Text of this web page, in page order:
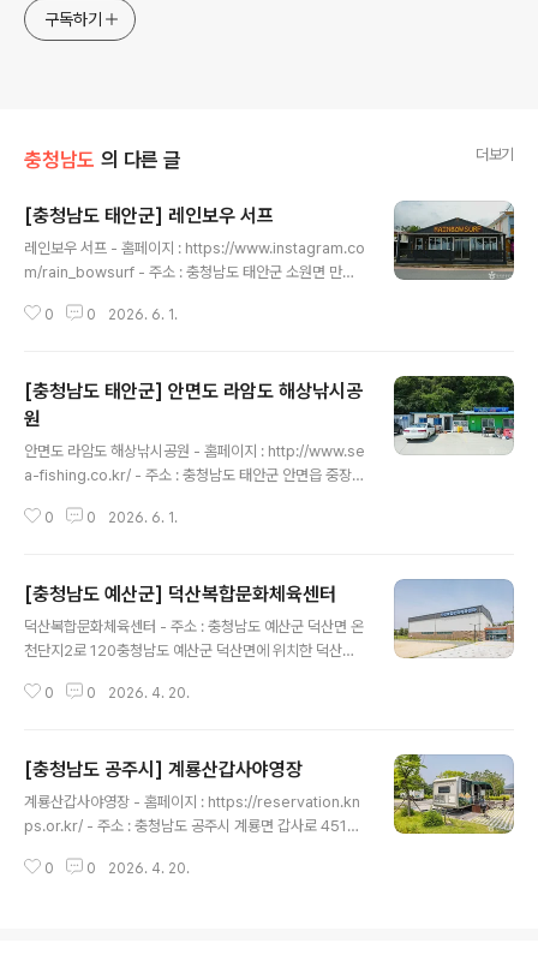
구독하기
충청남도 의 다른 글 더보기
[충청남도 태안군] 레인보우 서프
레인보우 서프 - 홈페이지 : https://www.instagram.co
m/rain_bowsurf - 주소 : 충청남도 태안군 소원면 만리
프는 서퍼가 직접 운영하는 서핑 샵이다. 국제서핑협회 강
받을 수 있다. 많은 사람이 주로 동해의 양양과 고성 쪽의
서핑을 떠올리지만, 서해에도 서핑 명소인 만리포가 있다.
서해안에서 유일하게 서핑이 가능한 해수욕장이라 찾는 서
퍼들이 많다. 레인보우서프는 강습과 장비 렌털을 진행하
고 있으며 편안한 휴식 공간과 트렌디한 카페, 쾌적한 샤워
시설 등을 보유하고 있다. 저녁에는 분위기 좋은 서프 바를
0 0 2026. 6. 1.
[충청남도 태안군] 안면도 라암도 해상낚시공
원
안면도 라암도 해상낚시공원 - 홈페이지 : http://www.se
a-fishing.co.kr/ - 주소 : 충청남도 태안군 안면읍 중장리
운데 떠 있는 펜션으로 숙소에서 바다낚시를 즐길 수 있는
비큐도 하며 바다 위 생활을 체험할 수 있다. 바다 위에서
보는 밤하늘 별과 일출, 일몰이 매우 아름답기로 유명하다.
해상펜션은 일반형과 단체동 2 타입의 5개 객실이 있다.
으며 육지에서 해상펜션으로 이동할 때 이용하는 낚싯배의
0 0 2026. 6. 1.
[충청남도 예산군] 덕산복합문화체육센터
덕산복합문화체육센터 - 주소 : 충청남도 예산군 덕산면 온
천단지2로 120충청남도 예산군 덕산면에 위치한 덕산복
헬스 기구를 이용할 수 있는 체력단련실과 여러 체육 활동
는 탈의실과 샤워시설이 있어 쾌적한 체육활동을 할 수 있
다. ※ 소개 정보 - 문의및안내 : 덕산면 총무팀 041-339-
8726 - 쉬는날 : 매주 주말 - 이용시간 : 09:00~18:00 -
저작물은 '한국관광공사'에서 '26년'작성하여 공공누리 제
0 0 2026. 4. 20.
[충청남도 공주시] 계룡산갑사야영장
계룡산갑사야영장 - 홈페이지 : https://reservation.kn
ps.or.kr/ - 주소 : 충청남도 공주시 계룡면 갑사로 451계
천년고찰 갑사와 인접해 있어 유구한 전통문화의 숨결을
0 0 2026. 4. 20.